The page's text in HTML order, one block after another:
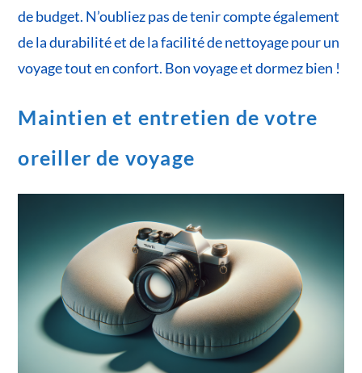
de budget. N’oubliez pas de tenir compte également
de la durabilité et de la facilité de nettoyage pour un
voyage tout en confort. Bon voyage et dormez bien !
Maintien et entretien de votre
oreiller de voyage